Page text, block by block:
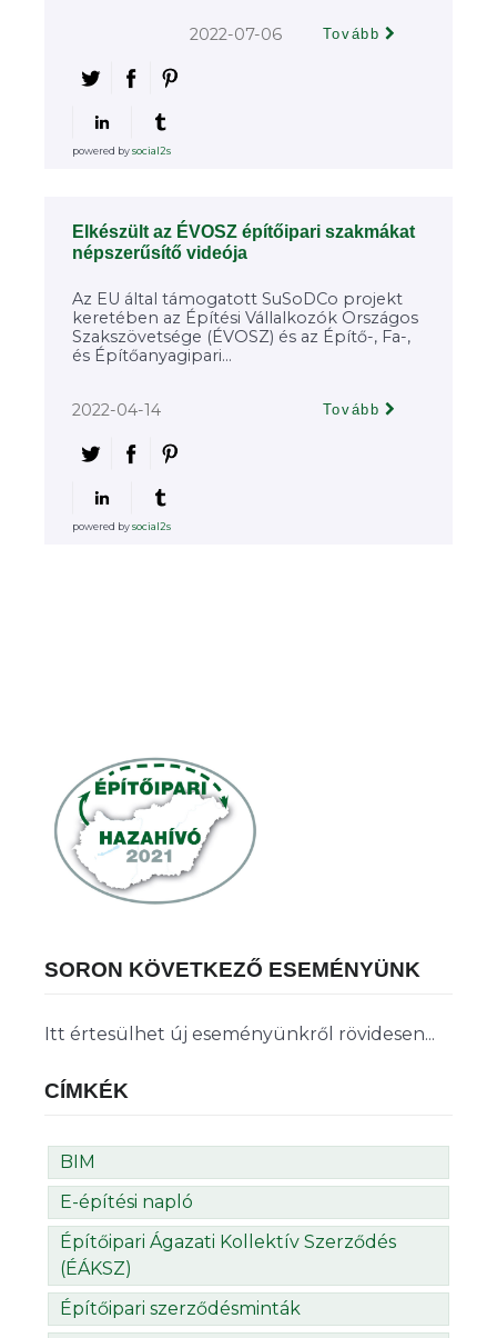
2022-07-06 Tovább
powered bysocial2s
Elkészült az ÉVOSZ építőipari szakmákat
népszerűsítő videója
Az EU által támogatott SuSoDCo projekt
keretében az Építési Vállalkozók Országos
Szakszövetsége (ÉVOSZ) és az Építő-, Fa-,
és Építőanyagipari...
2022-04-14 Tovább
powered bysocial2s
SORON KÖVETKEZŐ ESEMÉNYÜNK
Itt értesülhet új eseményünkről rövidesen...
CÍMKÉK
BIM
E-építési napló
Építőipari Ágazati Kollektív Szerződés
(ÉÁKSZ)
Építőipari szerződésminták